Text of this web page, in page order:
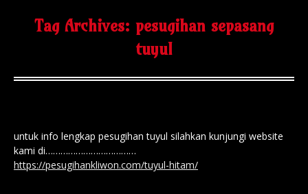
Tag Archives: pesugihan sepasang
tuyul
untuk info lengkap pesugihan tuyul silahkan kunjungi website
kami di………………………………
https://pesugihankliwon.com/tuyul-hitam/